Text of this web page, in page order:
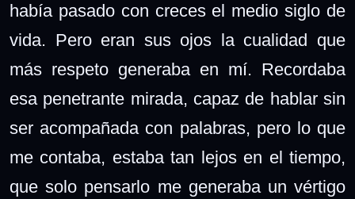
había pasado con creces el medio siglo de
vida. Pero eran sus ojos la cualidad que
más respeto generaba en mí. Recordaba
esa penetrante mirada, capaz de hablar sin
ser acompañada con palabras, pero lo que
me contaba, estaba tan lejos en el tiempo,
que solo pensarlo me generaba un vértigo